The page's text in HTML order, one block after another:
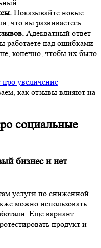
Показывайте новые
что вы развиваетесь.
Адекватный ответ
работаете над ошибками
конечно, чтобы их было
про увеличение
как отзывы влияют на
социальные
бизнес и нет
услуги по сниженной
можно использовать
Еще вариант –
продукт и